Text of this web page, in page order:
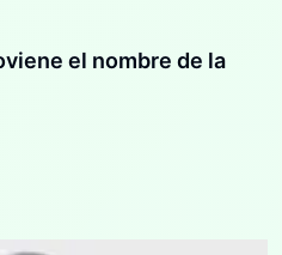
el nombre de la